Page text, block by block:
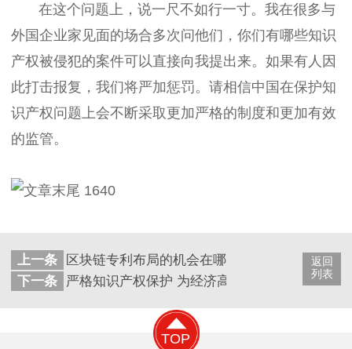
在这个问题上，说一尺不如行一寸。我在很多与
外国企业家见面的场合多次问他们，你们有哪些知识
产权被侵犯的案件可以直接向我提出来。如果有人因
此打击报复，我们将严加惩罚。请相信中国在保护知
识产权问题上会不断采取更加严格的制度和更加有效
的监管。
返回
列表
上一条
区块链专利布局的机会在哪？
下一条
严格知识产权保护 为经济高质量发展营造环境
TOP